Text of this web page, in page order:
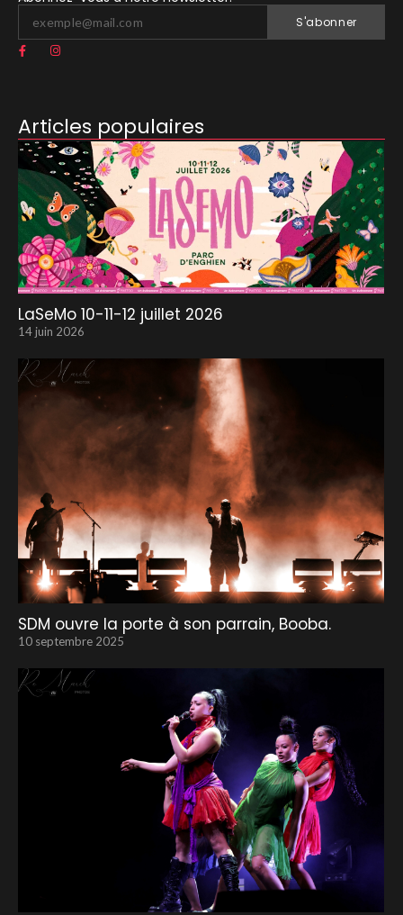
S'abonner
Articles populaires
LaSeMo 10-11-12 juillet 2026
14 juin 2026
SDM ouvre la porte à son parrain, Booba.
10 septembre 2025